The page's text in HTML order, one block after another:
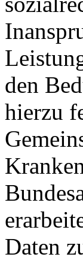
den
hierzu
Daten